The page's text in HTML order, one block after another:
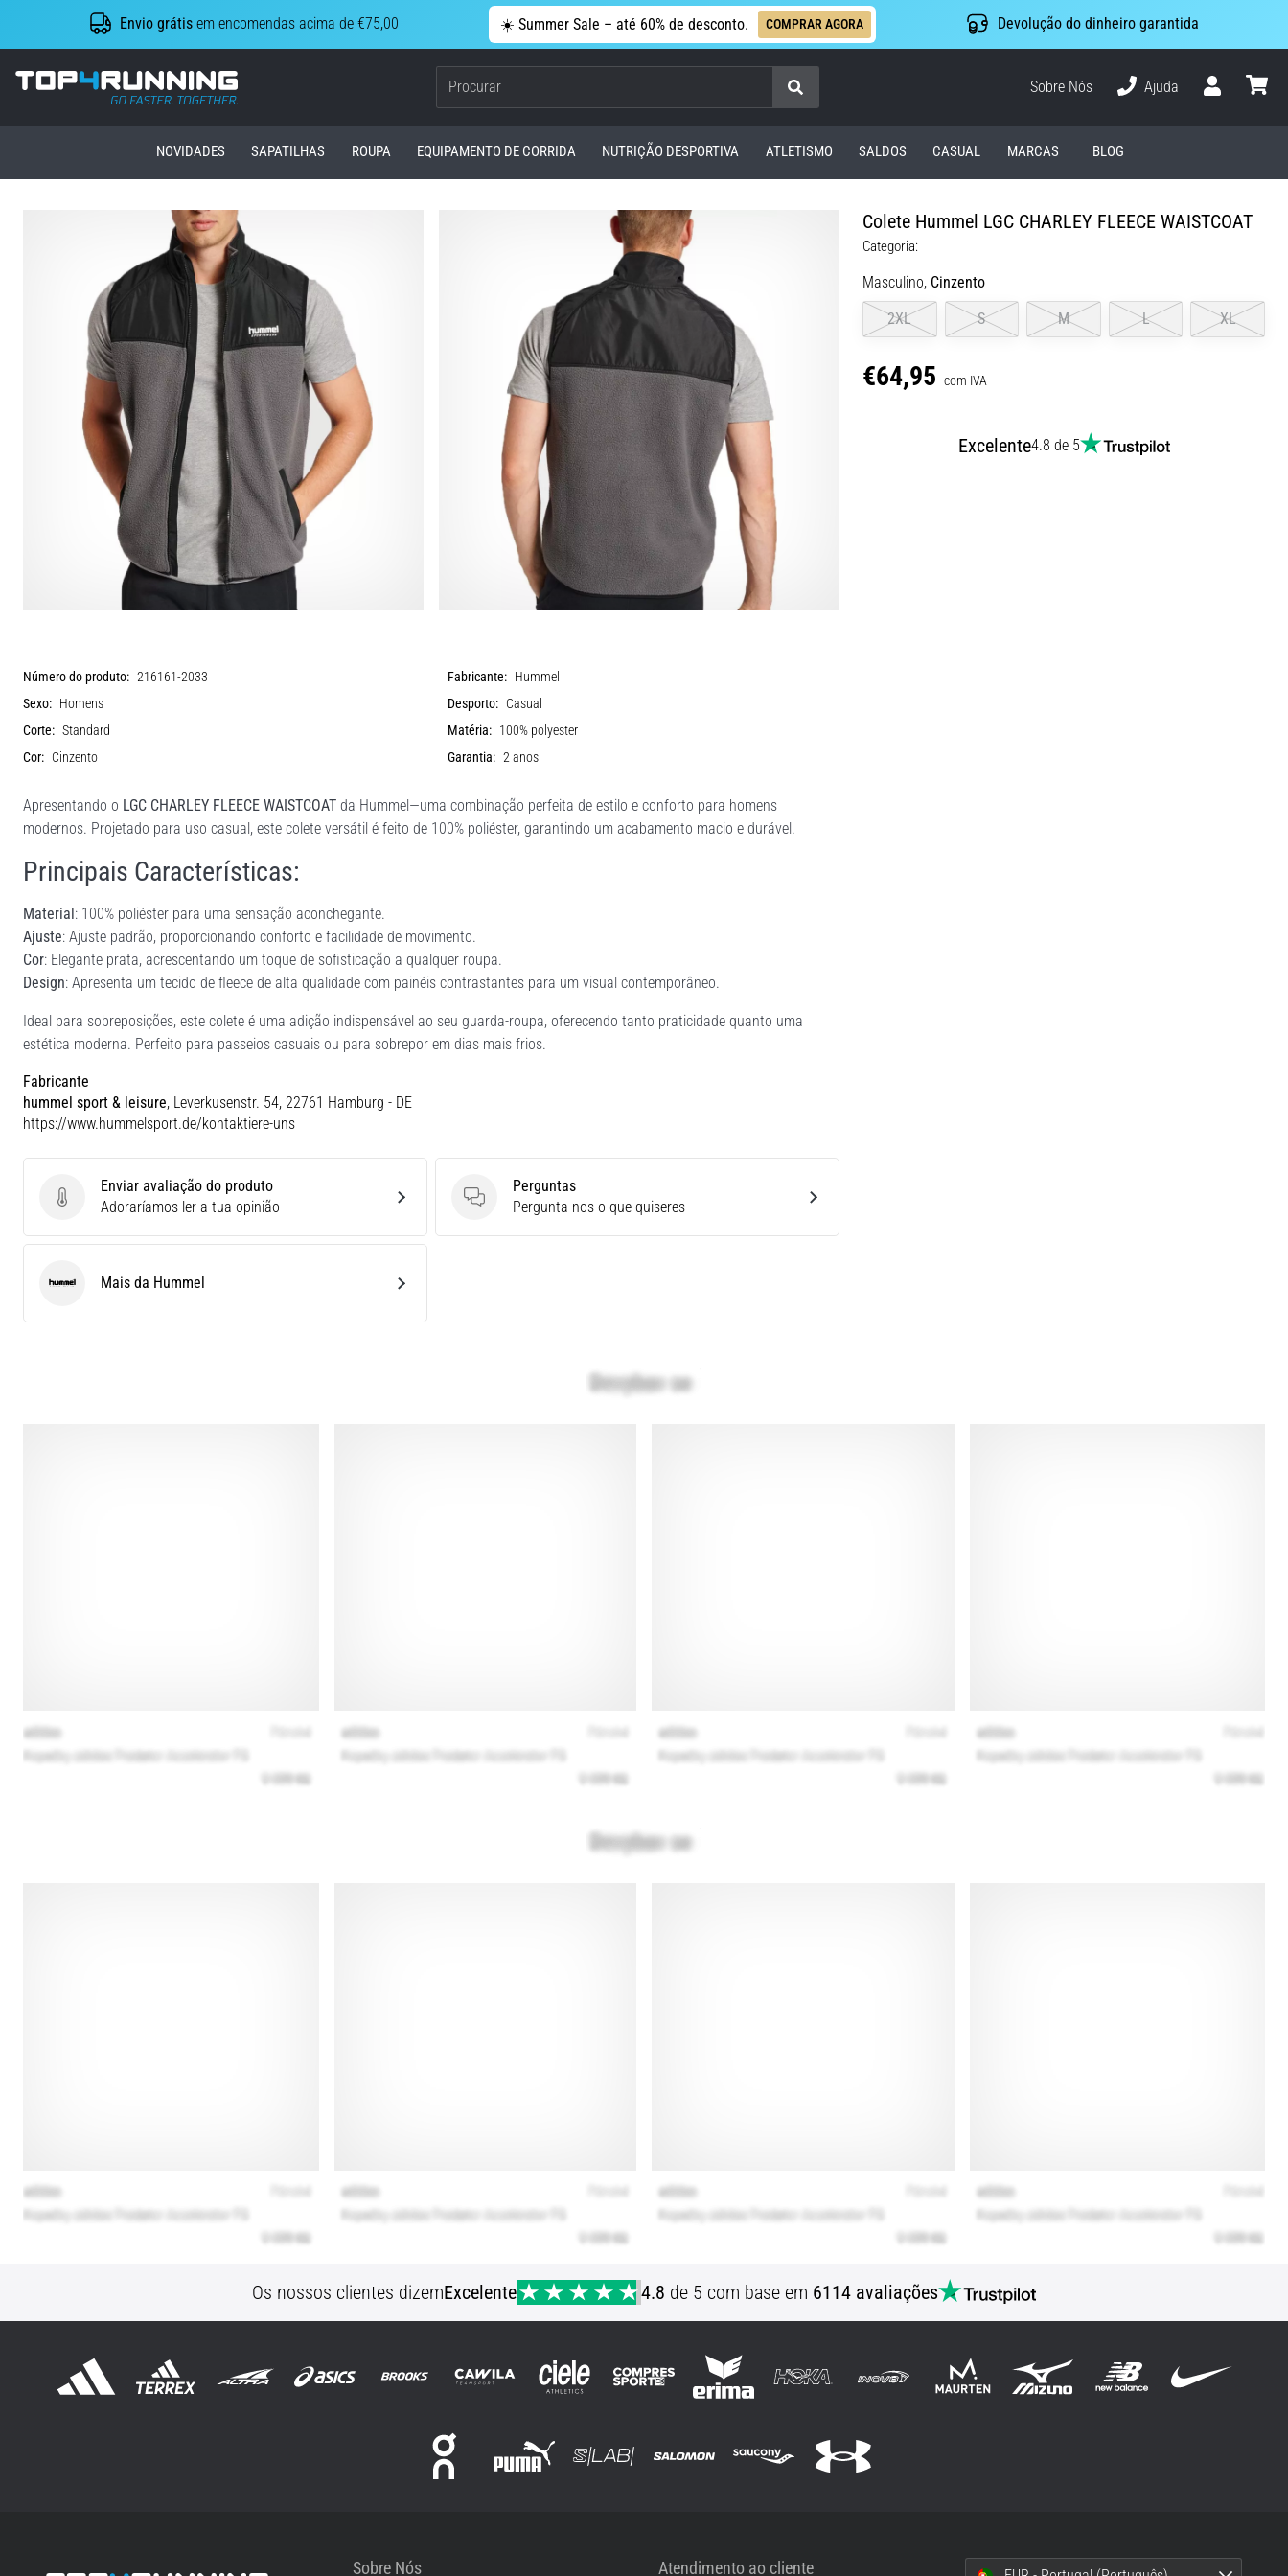
Envio grátis em encomendas acima de €75,00 ☀️ Summer Sale – até 60% de desconto. COMPRAR AGORA Devolução do dinheiro garantida
Top4Running.pt
Procurar
Sobre Nós
Ajuda
NOVIDADES SAPATILHAS ROUPA EQUIPAMENTO DE CORRIDA NUTRIÇÃO DESPORTIVA ATLETISMO SALDOS CASUAL MARCAS BLOG
Colete Hummel LGC CHARLEY FLEECE WAISTCOAT
Categoria:
Masculino, Cinzento
2XL
S M L XL
€64,95 com IVA
Excelente4.8 de 5
Número do produto: 216161-2033 Fabricante: Hummel
Sexo: Homens Desporto: Casual
Corte: Standard Matéria: 100% polyester
Cor: Cinzento Garantia: 2 anos
Apresentando o LGC CHARLEY FLEECE WAISTCOAT da Hummel—uma combinação perfeita de estilo e conforto para homens
modernos. Projetado para uso casual, este colete versátil é feito de 100% poliéster, garantindo um acabamento macio e durável.
Principais Características:
Material: 100% poliéster para uma sensação aconchegante.
Ajuste: Ajuste padrão, proporcionando conforto e facilidade de movimento.
Cor: Elegante prata, acrescentando um toque de sofisticação a qualquer roupa.
Design: Apresenta um tecido de fleece de alta qualidade com painéis contrastantes para um visual contemporâneo.
Ideal para sobreposições, este colete é uma adição indispensável ao seu guarda-roupa, oferecendo tanto praticidade quanto uma
estética moderna. Perfeito para passeios casuais ou para sobrepor em dias mais frios.
Fabricante
hummel sport & leisure, Leverkusenstr. 54, 22761 Hamburg - DE
https://www.hummelsport.de/kontaktiere-uns
Enviar avaliação do produto
Enviar avaliação do produto
Adoraríamos ler a tua opinião
Perguntas
Perguntas
Pergunta-nos o que quiseres
HummelMais da Hummel
Os nossos clientes dizemExcelente 4.8 de 5 com base em 6114 avaliações
Sobre Nós Atendimento ao cliente